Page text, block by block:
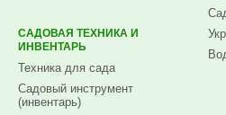
САДОВАЯ ТЕХНИКА И
ИНВЕНТАРЬ
Техника для сада
Садовый инструмент
(инвентарь)